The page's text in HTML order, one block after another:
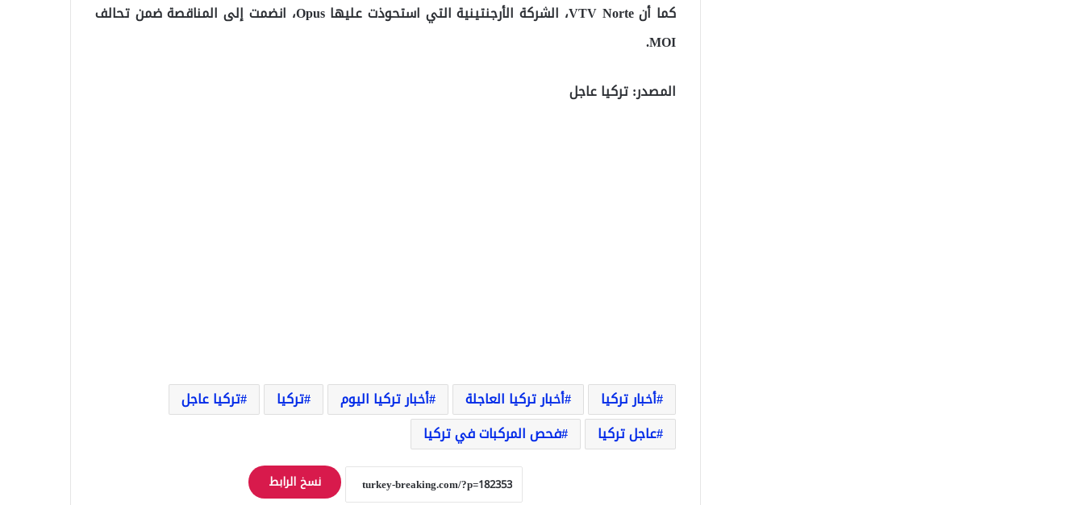
كما أن VTV Norte، الشركة الأرجنتينية التي استحوذت عليها Opus، انضمت إلى المناقصة ضمن تحالف
MOI.
المصدر: تركيا عاجل
أخبار تركيا أخبار تركيا العاجلة أخبار تركيا اليوم تركيا
تركيا عاجل
عاجل تركيا
فحص المركبات في تركيا
نسخ الرابط